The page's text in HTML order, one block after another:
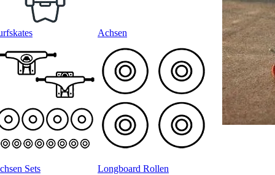
Achsen
Sets Longboard Rollen